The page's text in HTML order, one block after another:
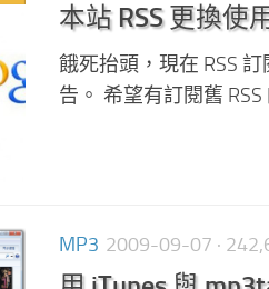
本站 RSS 更換使
餓死抬頭，現在 RSS
告。 希望有訂閱舊
MP3 2009-09-07 ·